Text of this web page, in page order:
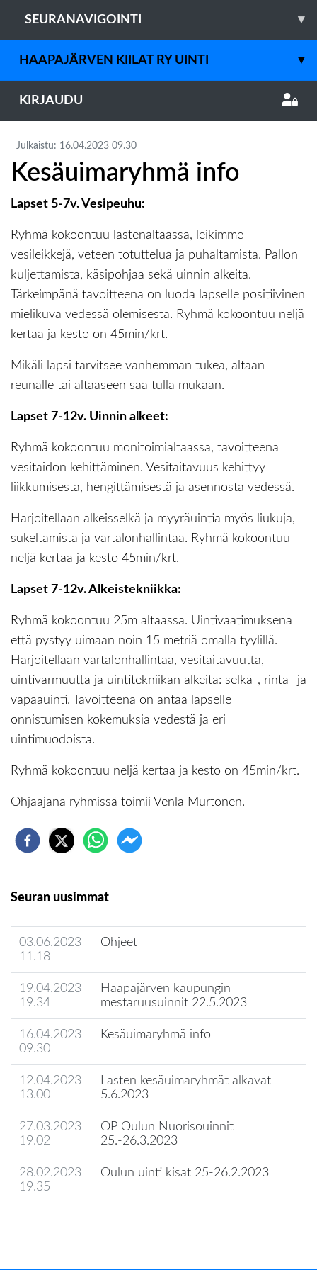
SEURANAVIGOINTI ▾
HAAPAJÄRVEN KIILAT RY UINTI ▾
KIRJAUDU
Julkaistu: 16.04.2023 09.30
Kesäuimaryhmä info
Lapset 5-7v. Vesipeuhu:
Ryhmä kokoontuu lastenaltaassa, leikimme
vesileikkejä, veteen totuttelua ja puhaltamista. Pallon
kuljettamista, käsipohjaa sekä uinnin alkeita.
Tärkeimpänä tavoitteena on luoda lapselle positiivinen
mielikuva vedessä olemisesta. Ryhmä kokoontuu neljä
kertaa ja kesto on 45min/krt.
Mikäli lapsi tarvitsee vanhemman tukea, altaan
reunalle tai altaaseen saa tulla mukaan.
Lapset 7-12v. Uinnin alkeet:
Ryhmä kokoontuu monitoimialtaassa, tavoitteena
vesitaidon kehittäminen. Vesitaitavuus kehittyy
liikkumisesta, hengittämisestä ja asennosta vedessä.
Harjoitellaan alkeisselkä ja myyräuintia myös liukuja,
sukeltamista ja vartalonhallintaa. Ryhmä kokoontuu
neljä kertaa ja kesto 45min/krt.
Lapset 7-12v. Alkeistekniikka:
Ryhmä kokoontuu 25m altaassa. Uintivaatimuksena
että pystyy uimaan noin 15 metriä omalla tyylillä.
Harjoitellaan vartalonhallintaa, vesitaitavuutta,
uintivarmuutta ja uintitekniikan alkeita: selkä-, rinta- ja
vapaauinti. Tavoitteena on antaa lapselle
onnistumisen kokemuksia vedestä ja eri
uintimuodoista.
Ryhmä kokoontuu neljä kertaa ja kesto on 45min/krt.
Ohjaajana ryhmissä toimii Venla Murtonen.
Seuran uusimmat
03.06.2023
11.18
Ohjeet
19.04.2023
19.34
Haapajärven kaupungin
mestaruusuinnit 22.5.2023
16.04.2023
09.30
Kesäuimaryhmä info
12.04.2023
13.00
Lasten kesäuimaryhmät alkavat
5.6.2023
27.03.2023
19.02
OP Oulun Nuorisouinnit
25.-26.3.2023
28.02.2023
19.35
Oulun uinti kisat 25-26.2.2023